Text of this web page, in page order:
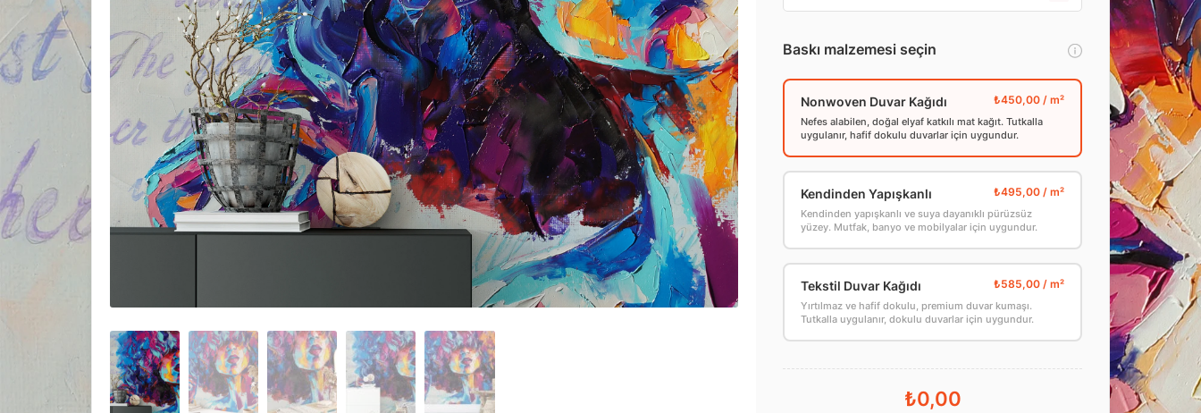
Baskı malzemesi seçin
Nonwoven Duvar Kağıdı
Nefes alabilen, doğal elyaf katkılı mat kağıt. Tutkalla
uygulanır, hafif dokulu duvarlar için uygundur.
Kendinden Yapışkanlı
Kendinden yapışkanlı ve suya dayanıklı pürüzsüz
yüzey. Mutfak, banyo ve mobilyalar için uygundur.
Tekstil Duvar Kağıdı
Yırtılmaz ve hafif dokulu, premium duvar kumaşı.
Tutkalla uygulanır, dokulu duvarlar için uygundur.
₺0,00